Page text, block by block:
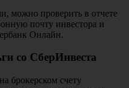
можно проверить в отчете
почту инвестора и
Онлайн.
со СберИнвеста
брокерском счету